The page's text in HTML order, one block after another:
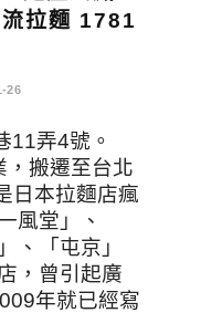
拉麵 1781
26
11弄4號。
搬遷至台北
日本拉麵店瘋
風堂」、
、「屯京」
，曾引起廣
年就已經寫